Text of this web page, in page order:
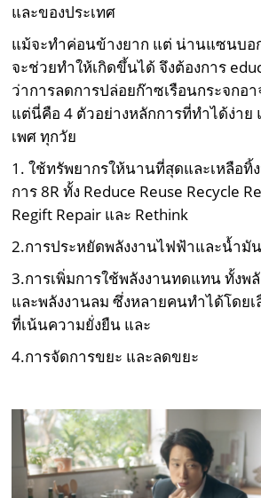
และของประเทศ
แม้จะทำค่อนข้างยาก แต่ น่านแซนบอ
จะช่วยทำให้เกิดขึ้นได้ จึงต้องการ
ว่าการลดการปล่อยก๊าซเรือนกระจกอ
แต่นี่คือ 4 ตัวอย่างหลักการที่ทำได้ง่าย
เพศ ทุกวัย
1. ใช้ทรัพยากรให้นานที่สุดและเหลือทิ้
การ 8R ทั้ง Reduce Reuse Recycle
Regift Repair และ Rethink
2.การประหยัดพลังงานไฟฟ้าและน้ำมัน
3.การเพิ่มการใช้พลังงานทดแทน ทั้งพ
และพลังงานลม ซึ่งหลายคนทำได้โดย
ที่เน้นความยั่งยืน และ
4.การจัดการขยะ และลดขยะ